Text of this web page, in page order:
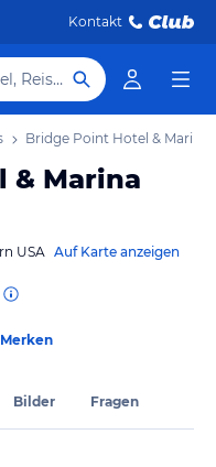
Kontakt
Hotel, Reiseziel
Bridge Point Hotel & Marina
& Marina
USA Auf Karte anzeigen
Merken
Bilder Fragen